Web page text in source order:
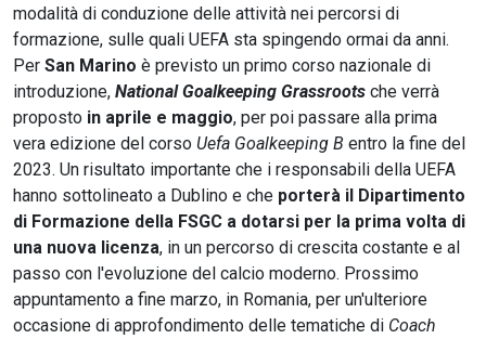
modalità di conduzione delle attività nei percorsi di
formazione, sulle quali UEFA sta spingendo ormai da anni.
Per San Marino è previsto un primo corso nazionale di
introduzione, National Goalkeeping Grassroots che verrà
proposto in aprile e maggio, per poi passare alla prima
vera edizione del corso Uefa Goalkeeping B entro la fine del
2023. Un risultato importante che i responsabili della UEFA
hanno sottolineato a Dublino e che porterà il Dipartimento
di Formazione della FSGC a dotarsi per la prima volta di
una nuova licenza, in un percorso di crescita costante e al
passo con l'evoluzione del calcio moderno. Prossimo
appuntamento a fine marzo, in Romania, per un'ulteriore
occasione di approfondimento delle tematiche di Coach